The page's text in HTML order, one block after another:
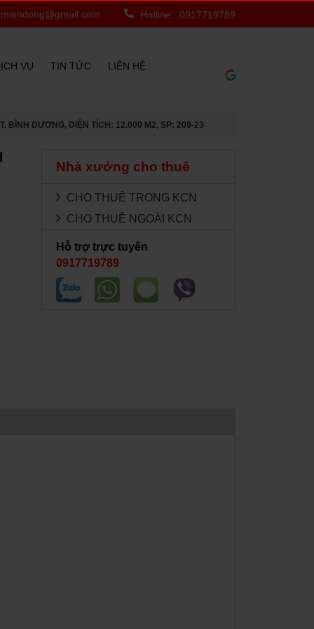
Hotline: 0917719789
VỤ TIN TỨC LIÊN HỆ
BÌNH DƯƠNG, DIỆN TÍCH: 12.000 M2, SP: 209-23
Nhà xưởng cho thuê
CHO THUÊ TRONG KCN
CHO THUÊ NGOÀI KCN
Hỗ trợ trực tuyến
0917719789